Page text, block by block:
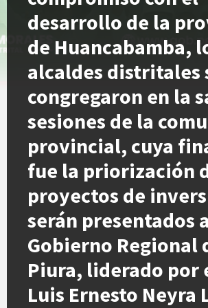
desarrollo de la
de Huancabamba,
alcaldes distritales
congregaron en la
sesiones de la
provincial, cuya
fue la priorización
proyectos de
serán presentados
Gobierno Regional
Piura, liderado por
Luis Ernesto Neyra